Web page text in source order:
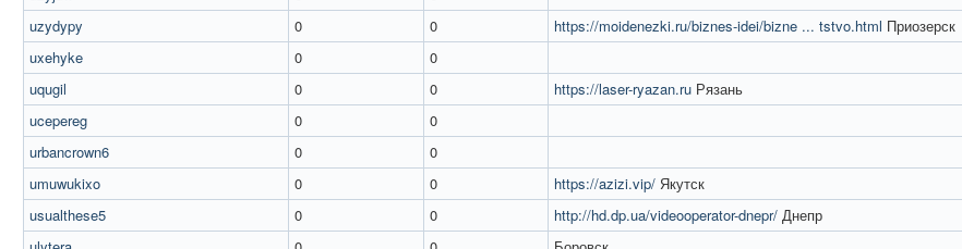
uzydypy
0 0 https://moidenezki.ru/biznes-idei/bizne ... tstvo.html Приозерск
uxehyke
0 0
uqugil
0 0 https://laser-ryazan.ru Рязань
ucepereg
0 0
urbancrown6
0 0
umuwukixo
0 0 https://azizi.vip/ Якутск
usualthese5
0 0 http://hd.dp.ua/videooperator-dnepr/ Днепр